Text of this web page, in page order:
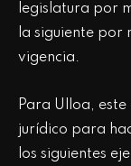
legislatura por
la siguiente por
vigencia.
Para Ulloa,
jurídico para
los siguientes